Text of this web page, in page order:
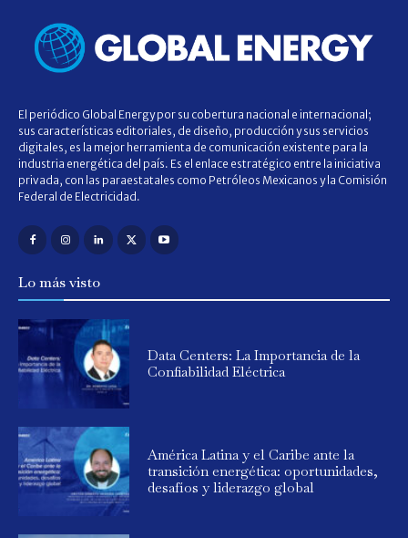
El periódico Global Energy por su cobertura nacional e internacional;
sus características editoriales, de diseño, producción y sus servicios
digitales, es la mejor herramienta de comunicación existente para la
industria energética del país. Es el enlace estratégico entre la iniciativa
privada, con las paraestatales como Petróleos Mexicanos y la Comisión
Federal de Electricidad.
Lo más visto
Data Centers: La Importancia de la
Confiabilidad Eléctrica
América Latina y el Caribe ante la
transición energética: oportunidades,
desafíos y liderazgo global